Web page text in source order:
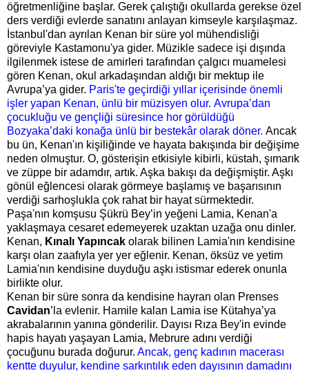
öğretmenliğine başlar. Gerek çalıştığı okullarda gerekse özel
ders verdiği evlerde sanatını anlayan kimseyle karşılaşmaz.
İstanbul'dan ayrılan Kenan bir süre yol mühendisliği
göreviyle Kastamonu'ya gider. Müzikle sadece işi dışında
ilgilenmek istese de amirleri tarafından çalgıcı muamelesi
gören Kenan, okul arkadaşından aldığı bir mektup ile
Avrupa’ya gider. Paris'te geçirdiği yıllar içerisinde önemli
işler yapan Kenan, ünlü bir müzisyen olur. Avrupa’dan
çocukluğu ve gençliği süresince hor görüldüğü
Bozyaka’daki konağa ünlü bir bestekâr olarak döner. Ancak
bu ün, Kenan'ın kişiliğinde ve hayata bakışında bir değişime
neden olmuştur. O, gösterişin etkisiyle kibirli, küstah, şımarık
ve züppe bir adamdır, artık. Aşka bakışı da değişmiştir. Aşkı
gönül eğlencesi olarak görmeye başlamış ve başarısının
verdiği sarhoşlukla çok rahat bir hayat sürmektedir.
Paşa'nın komşusu Şükrü Bey’in yeğeni Lamia, Kenan'a
yaklaşmaya cesaret edemeyerek uzaktan uzağa onu dinler.
Kenan, Kınalı Yapıncak olarak bilinen Lamia'nın kendisine
karşı olan zaafıyla yer yer eğlenir. Kenan, öksüz ve yetim
Lamia'nın kendisine duyduğu aşkı istismar ederek onunla
birlikte olur.
Kenan bir süre sonra da kendisine hayran olan Prenses
Cavidan’la evlenir. Hamile kalan Lamia ise Kütahya’ya
akrabalarının yanına gönderilir. Dayısı Rıza Bey'in evinde
hapis hayatı yaşayan Lamia, Mebrure adını verdiği
çocuğunu burada doğurur. Ancak, genç kadının macerası
kentte duyulur, kendine sarkıntılık eden dayısının damadını